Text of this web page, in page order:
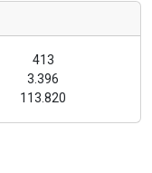
413
3.396
113.820